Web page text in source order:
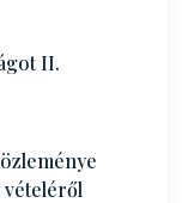
II.
vételéről